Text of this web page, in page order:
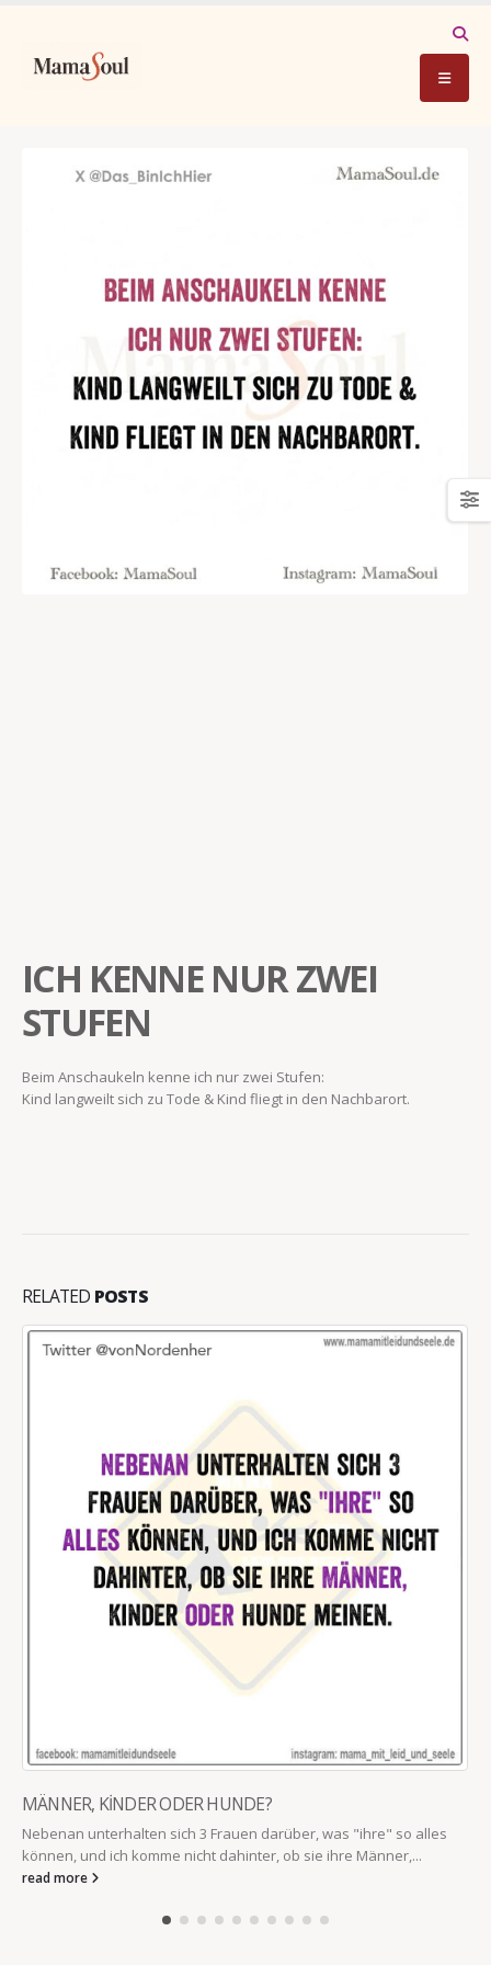
ICH KENNE NUR ZWEI
STUFEN
Beim Anschaukeln kenne ich nur zwei Stufen:
Kind langweilt sich zu Tode & Kind fliegt in den Nachbarort.
RELATED POSTS
MÄNNER, KİNDER ODER HUNDE?
Nebenan unterhalten sich 3 Frauen darüber, was "ihre" so alles
können, und ich komme nicht dahinter, ob sie ihre Männer,...
read more